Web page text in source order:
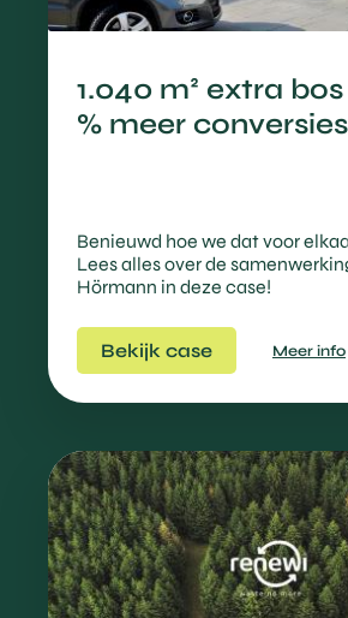
1.040 m² extra
% meer conversies
Benieuwd hoe we dat voor
Lees alles over de
Hörmann in deze case!
Bekijk case Meer info